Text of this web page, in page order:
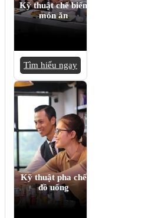
Kỹ thuật chế biến
món ăn
Tìm hiểu ngay
Kỹ thuật pha chế
đồ uống